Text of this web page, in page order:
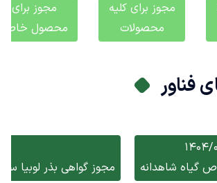
مجوز برای کلیه
محصولات
مجوز برای
محصول خاص
فناور
1404/
گیاه شاهدانه
مجوز گواهی بذر لوبیا